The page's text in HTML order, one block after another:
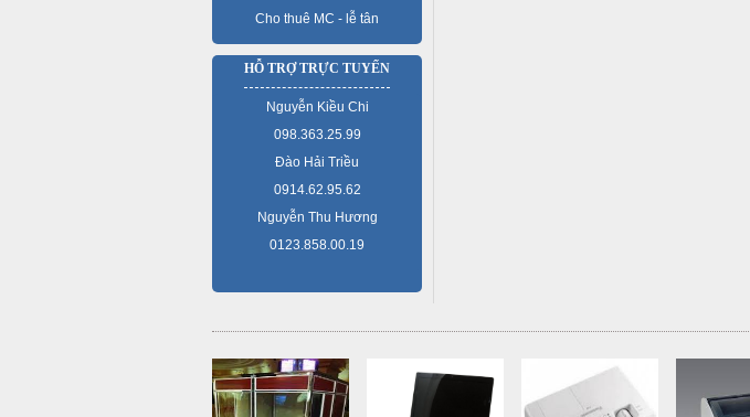
Cho thuê MC - lễ tân
HỖ TRỢ TRỰC TUYẾN
Nguyễn Kiều Chi
098.363.25.99
Đào Hải Triều
0914.62.95.62
Nguyễn Thu Hương
0123.858.00.19